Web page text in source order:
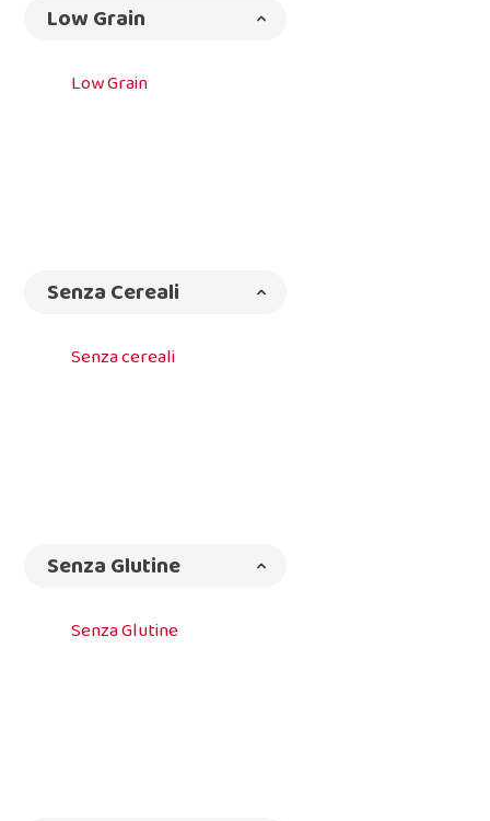
Low Grain
Low Grain
Senza Cereali
Senza cereali
Senza Glutine
Senza Glutine